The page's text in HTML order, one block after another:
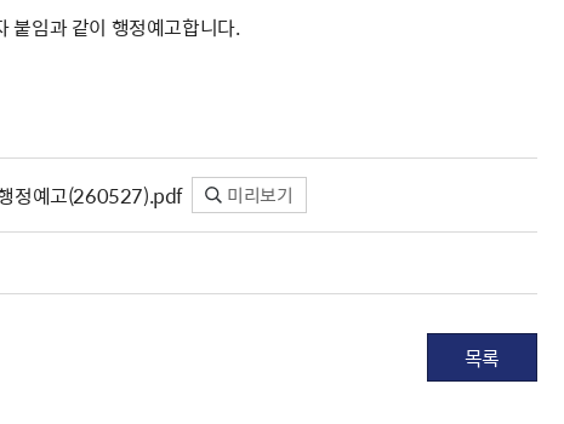
붙임과 같이 행정예고합니다.
정예고(260527).pdf 미리보기
목록